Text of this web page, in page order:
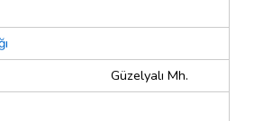
Güzelyalı Mh.